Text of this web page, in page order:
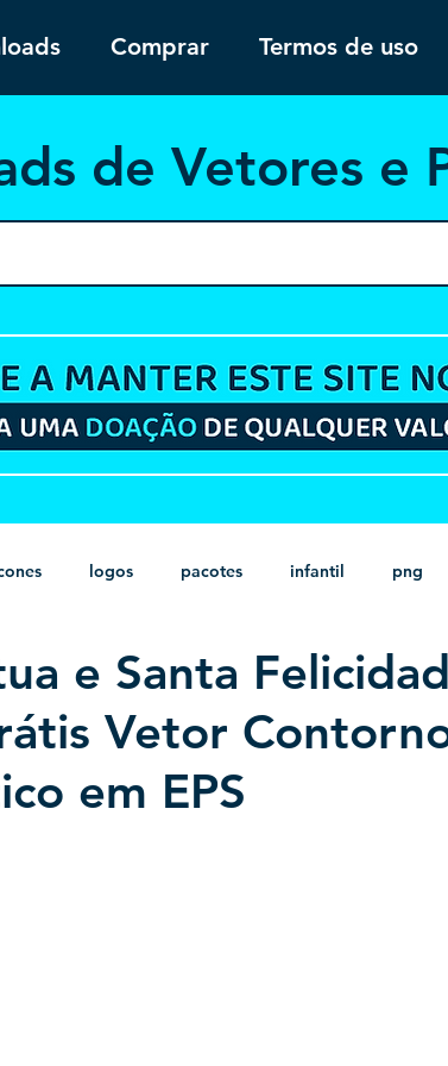
Comprar Termos de uso
ds de Vetores e
logos pacotes infantil png
sem fundo HD minimalista psd
e Santa
Vetor
em EPS